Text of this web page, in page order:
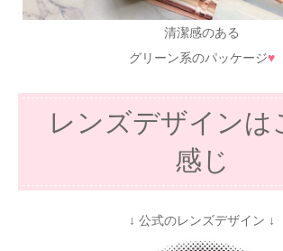
清潔感のある
グリーン系のパッケージ♥
レンズデザインは
感じ
↓ 公式のレンズデザイン ↓